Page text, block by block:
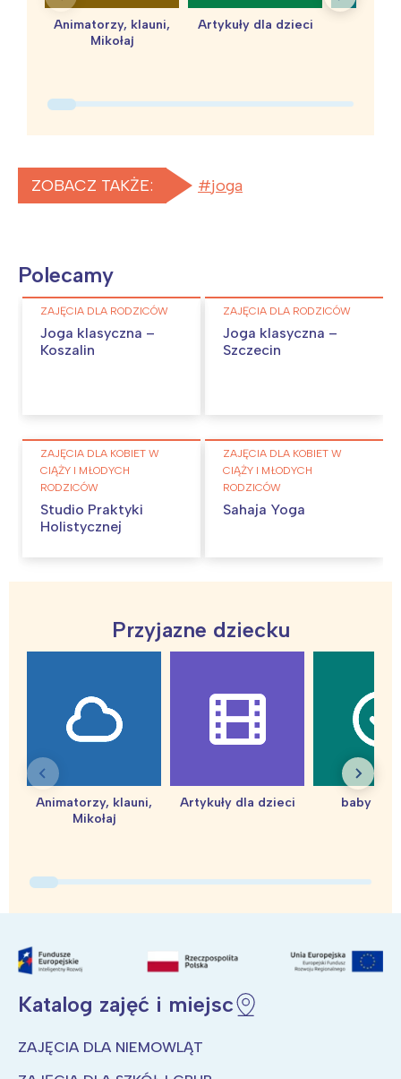
Animatorzy, klauni,
Mikołaj
Artykuły dla dzieci
ZOBACZ TAKŻE: joga
Polecamy
ZAJĘCIA DLA RODZICÓW
Joga klasyczna –
Koszalin
ZAJĘCIA DLA RODZICÓW
Joga klasyczna –
Szczecin
ZAJĘCIA DLA KOBIET W
CIĄŻY I MŁODYCH
RODZICÓW
Studio Praktyki
Holistycznej
ZAJĘCIA DLA KOBIET W
CIĄŻY I MŁODYCH
RODZICÓW
Sahaja Yoga
Przyjazne dziecku
Animatorzy, klauni,
Mikołaj
Artykuły dla dzieci baby
Katalog zajęć i miejsc
ZAJĘCIA DLA NIEMOWLĄT
Interesują mnie wydarzenia z
tego regionu: